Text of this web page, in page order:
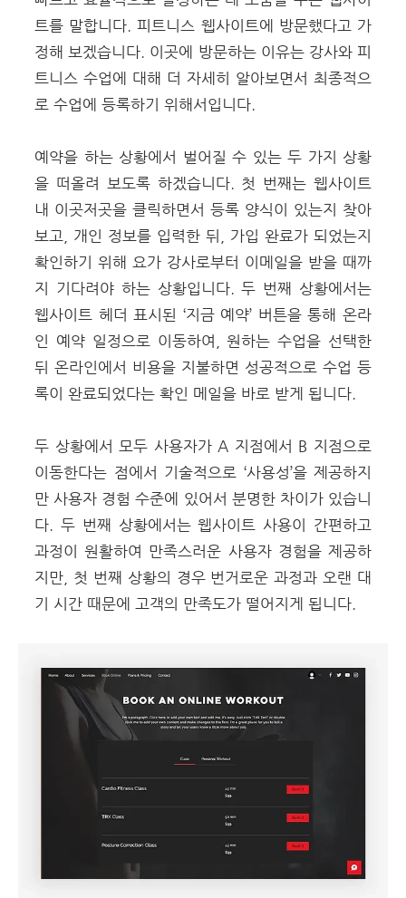
트를 말합니다. 피트니스 웹사이트에 방문했다고 가
정해 보겠습니다. 이곳에 방문하는 이유는 강사와 피
트니스 수업에 대해 더 자세히 알아보면서 최종적으
로 수업에 등록하기 위해서입니다.
예약을 하는 상황에서 벌어질 수 있는 두 가지 상황
을 떠올려 보도록 하겠습니다. 첫 번째는 웹사이트
내 이곳저곳을 클릭하면서 등록 양식이 있는지 찾아
보고, 개인 정보를 입력한 뒤, 가입 완료가 되었는지
확인하기 위해 요가 강사로부터 이메일을 받을 때까
지 기다려야 하는 상황입니다. 두 번째 상황에서는
웹사이트 헤더 표시된 ‘지금 예약’ 버튼을 통해 온라
인 예약 일정으로 이동하여, 원하는 수업을 선택한
뒤 온라인에서 비용을 지불하면 성공적으로 수업 등
록이 완료되었다는 확인 메일을 바로 받게 됩니다.
두 상황에서 모두 사용자가 A 지점에서 B 지점으로
이동한다는 점에서 기술적으로 ‘사용성’을 제공하지
만 사용자 경험 수준에 있어서 분명한 차이가 있습니
다. 두 번째 상황에서는 웹사이트 사용이 간편하고
과정이 원활하여 만족스러운 사용자 경험을 제공하
지만, 첫 번째 상황의 경우 번거로운 과정과 오랜 대
기 시간 때문에 고객의 만족도가 떨어지게 됩니다.